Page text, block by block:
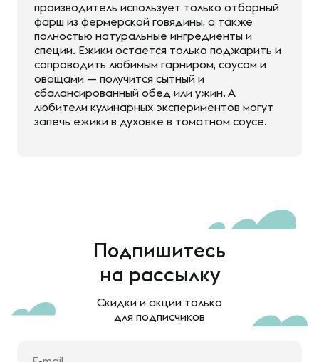
производитель использует только отборный
фарш из фермерской говядины, а также
полностью натуральные ингредиенты и
специи. Ежики остается только поджарить и
сопроводить любимым гарниром, соусом и
овощами — получится сытный и
сбалансированный обед или ужин. А
любители кулинарных экспериментов могут
запечь ежики в духовке в томатном соусе.
Подпишитесь
на рассылку
Скидки и акции только
для подписчиков